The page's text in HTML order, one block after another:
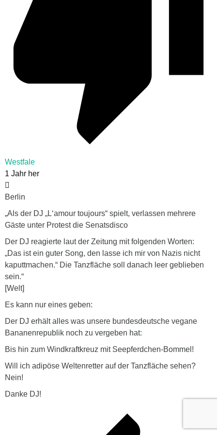
Westfale
1 Jahr her
Berlin
„Als der DJ „L‘amour toujours“ spielt, verlassen mehrere
Gäste unter Protest die Senatsdisco
Der DJ reagierte laut der Zeitung mit folgenden Worten:
„Das ist ein guter Song, den lasse ich mir von Nazis nicht
kaputtmachen.“ Die Tanzfläche soll danach leer geblieben
sein.“
[Welt]
Es kann nur eines geben:
Der DJ erhält alles was unsere bundesdeutsche vegane
Bananenrepublik noch zu vergeben hat:
Bis hin zum Windkraftkreuz mit Seepferdchen-Bommel!
Will ich adipöse Weltenretter auf der Tanzfläche sehen?
Nein!
Danke DJ!